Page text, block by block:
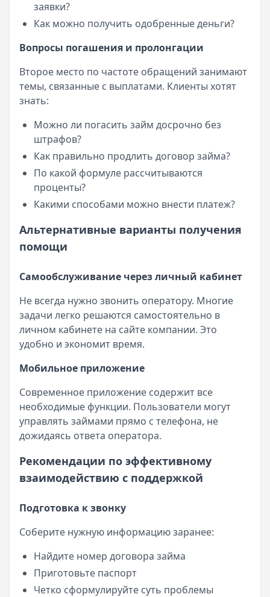
заявки?
Как можно получить одобренные деньги?
Вопросы погашения и пролонгации
Второе место по частоте обращений занимают
темы, связанные с выплатами. Клиенты хотят
знать:
Можно ли погасить займ досрочно без
штрафов?
Как правильно продлить договор займа?
По какой формуле рассчитываются
проценты?
Какими способами можно внести платеж?
Альтернативные варианты получения
помощи
Самообслуживание через личный кабинет
Не всегда нужно звонить оператору. Многие
задачи легко решаются самостоятельно в
личном кабинете на сайте компании. Это
удобно и экономит время.
Мобильное приложение
Современное приложение содержит все
необходимые функции. Пользователи могут
управлять займами прямо с телефона, не
дожидаясь ответа оператора.
Рекомендации по эффективному
взаимодействию с поддержкой
Подготовка к звонку
Соберите нужную информацию заранее:
Найдите номер договора займа
Приготовьте паспорт
Четко сформулируйте суть проблемы